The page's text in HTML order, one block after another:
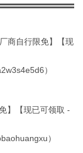
厂商自行限免】【现
）
】【现已可领取 -
）